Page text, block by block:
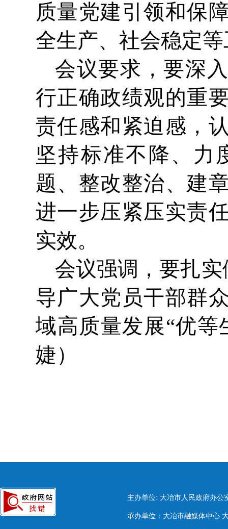
质量党建引领和保
全生产、社会稳定
会议要求，要深
行正确政绩观的重
责任感和紧迫感，
坚持标准不降、力
题、整改整治、建
进一步压紧压实责
实效。
会议强调，要扎
导广大党员干部群
域高质量发展“优
婕）
主办单位: 大冶市人民政府办公
承办单位：大冶市融媒体中心